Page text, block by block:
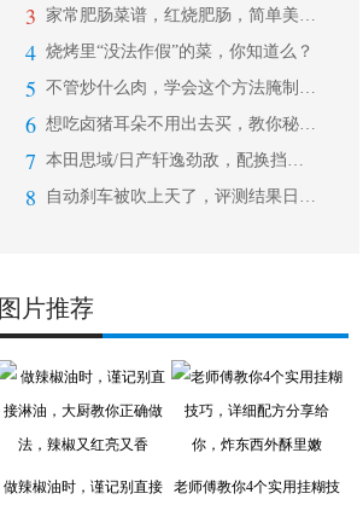
3 家常肥肠菜谱，红烧肥肠，简单美味下饭
4 烧烤里“没法作假”的菜，你知道么？
5 不管炒什么肉，学会这个方法腌制，肉质
6 想吃卤猪耳朵不用出去买，教你秘制方法
7 本田思域/日产轩逸劲敌，配换挡拨片，
8 自动刹车被吹上天了，评测结果日美集体
图片推荐
做辣椒油时，谨记别直接
老师傅教你4个实用挂糊技